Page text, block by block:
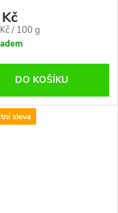
/ 100 g
DO KOŠÍKU
sleva